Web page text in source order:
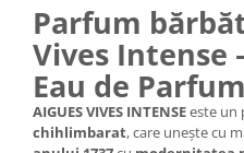
Parfum
Vives Intense
Eau de
AIGUES VIVES INTENSEeste un
chihlimbarat, care unește cu